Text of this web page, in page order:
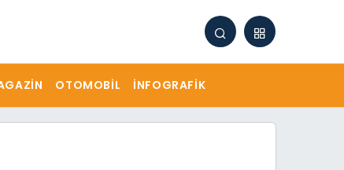
OTOMOBIL İNFOGRAFIK